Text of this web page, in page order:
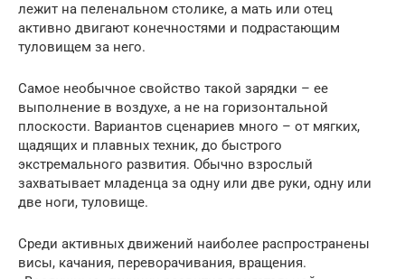
лежит на пеленальном столике, а мать или отец
активно двигают конечностями и подрастающим
туловищем за него.
Самое необычное свойство такой зарядки – ее
выполнение в воздухе, а не на горизонтальной
плоскости. Вариантов сценариев много – от мягких,
щадящих и плавных техник, до быстрого
экстремального развития. Обычно взрослый
захватывает младенца за одну или две руки, одну или
две ноги, туловище.
Среди активных движений наиболее распространены
висы, качания, переворачивания, вращения.